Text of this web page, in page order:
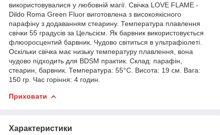
використовувалися у любовній магії. Свічка LOVE FLAME -
Dildo Roma Green Fluor виготовлена ​​з високоякісного
парафіну з додаванням стеарину. Температура плавлення
свічки 55 градусів за Цельсієм. Як барвник використовується
флюоросцентий барвник. Чудово світиться в ультрафіолеті.
Оскільки свічка має низьку температуру плавлення, вона
чудово підходить для BDSM практик. Cклад: парафін,
стеарин, барвник. Температура: 55°C. Висота: 19 см. Вага:
150 гр. Час горіння: 4 годин.
Приховати
Характеристики